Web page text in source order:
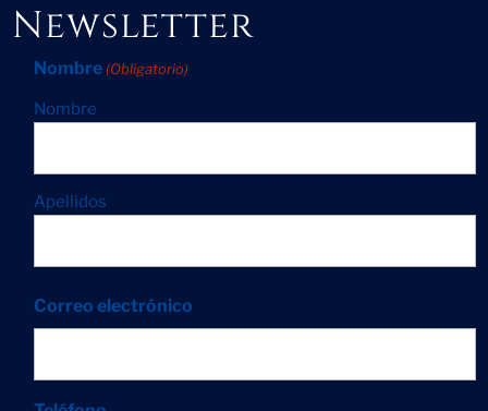
Newsletter
Nombre (Obligatorio)
Nombre
Apellidos
Correo electrónico